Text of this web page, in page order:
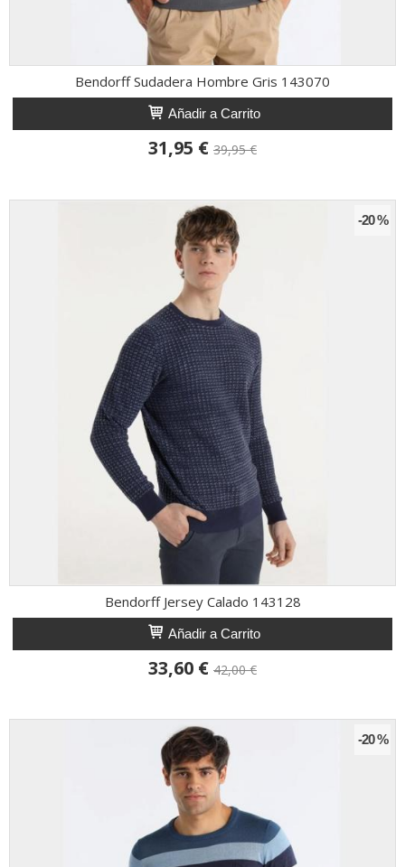
Bendorff Sudadera Hombre Gris 143070
Añadir a Carrito
31,95 € 39,95 €
-20 %
Bendorff Jersey Calado 143128
Añadir a Carrito
33,60 € 42,00 €
-20 %